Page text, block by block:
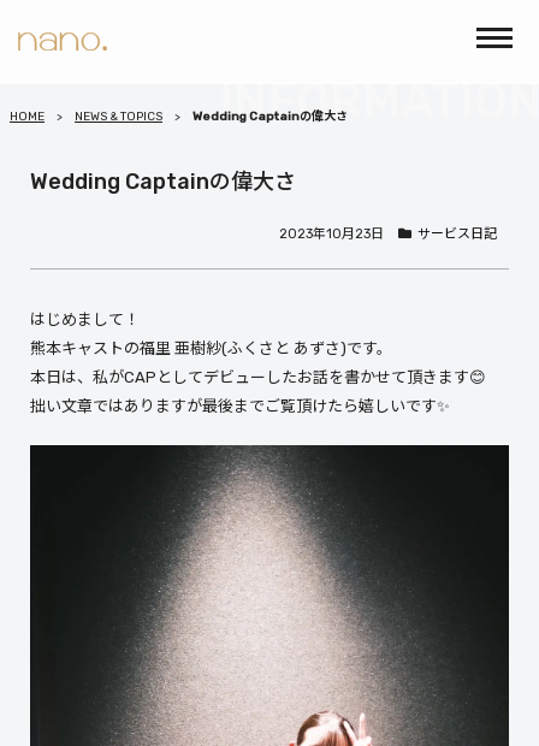
HOME NEWS & TOPICS Wedding Captainの偉大さ
Wedding Captainの偉大さ
2023年10月23日 サービス日記
はじめまして！
熊本キャストの福里 亜樹紗(ふくさと あずさ)です。
本日は、私がCAPとしてデビューしたお話を書かせて頂きます😊
拙い文章ではありますが最後までご覧頂けたら嬉しいです✨